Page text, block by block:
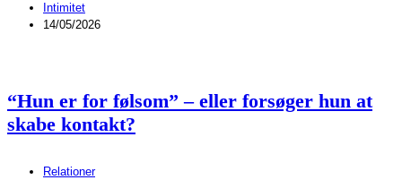
Intimitet
14/05/2026
“Hun er for følsom” – eller forsøger hun at
skabe kontakt?
Relationer